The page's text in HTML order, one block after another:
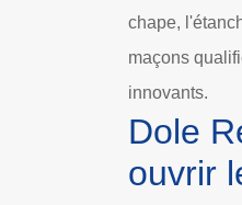
chape,
maçons
innovants.
Dole
ouvrir